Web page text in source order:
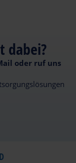
dabei?
oder ruf uns